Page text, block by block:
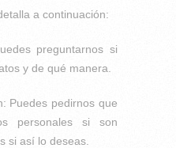
a continuación:
preguntarnos si
y de qué manera.
Puedes pedirnos que
personales si son
si así lo deseas.